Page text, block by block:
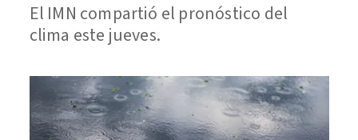
El IMN compartió el pronóstico del
clima este jueves.